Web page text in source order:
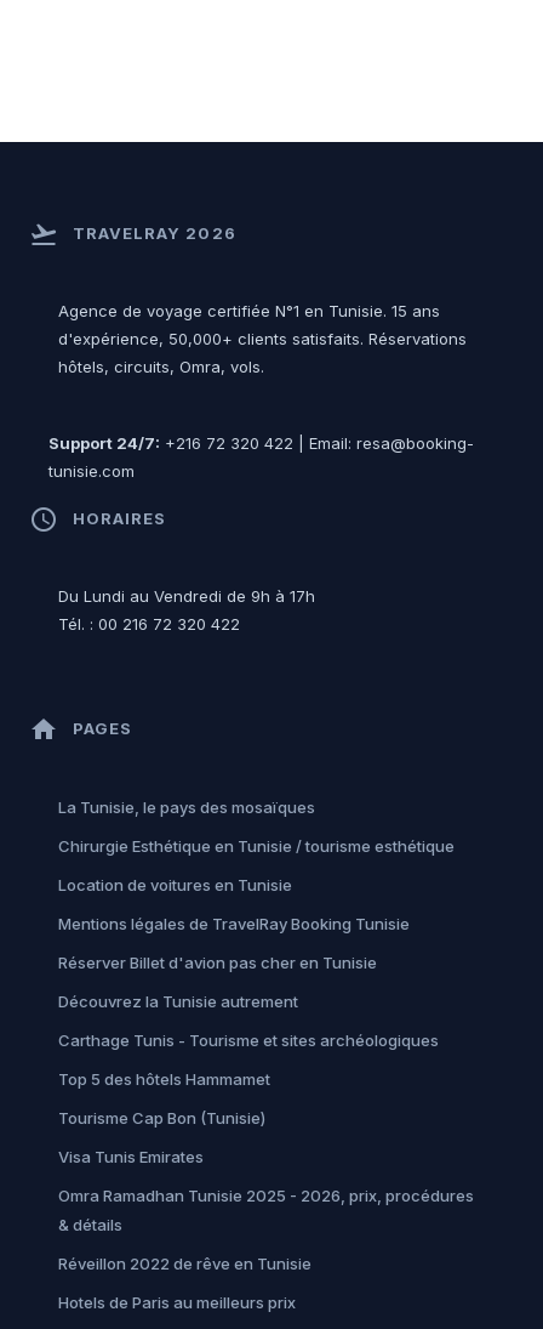
flight_takeoff TRAVELRAY 2026
Agence de voyage certifiée N°1 en Tunisie. 15 ans
d'expérience, 50,000+ clients satisfaits. Réservations
hôtels, circuits, Omra, vols.
Support 24/7: +216 72 320 422 | Email: resa@booking-
tunisie.com
access_time HORAIRES
Du Lundi au Vendredi de 9h à 17h
Tél. : 00 216 72 320 422
home PAGES
La Tunisie, le pays des mosaïques
Chirurgie Esthétique en Tunisie / tourisme esthétique
Location de voitures en Tunisie
Mentions légales de TravelRay Booking Tunisie
Réserver Billet d'avion pas cher en Tunisie
Découvrez la Tunisie autrement
Carthage Tunis - Tourisme et sites archéologiques
Top 5 des hôtels Hammamet
Tourisme Cap Bon (Tunisie)
Visa Tunis Emirates
Omra Ramadhan Tunisie 2025 - 2026, prix, procédures
& détails
Réveillon 2022 de rêve en Tunisie
Hotels de Paris au meilleurs prix